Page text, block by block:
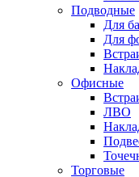
Подводные
Для
Для
Офисные
ЛВО
Торговые